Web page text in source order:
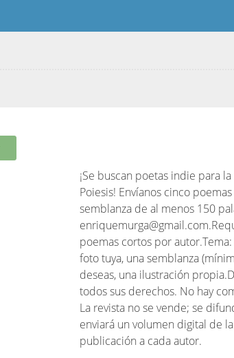
¡Se buscan poetas indie para
Poiesis! Envíanos cinco
semblanza de al menos 150
poemas cortos por
foto tuya, una semblanza
deseas, una ilustración
todos sus derechos. No hay
La revista no se vende; se
enviará un volumen digital de
publicación a cada autor.